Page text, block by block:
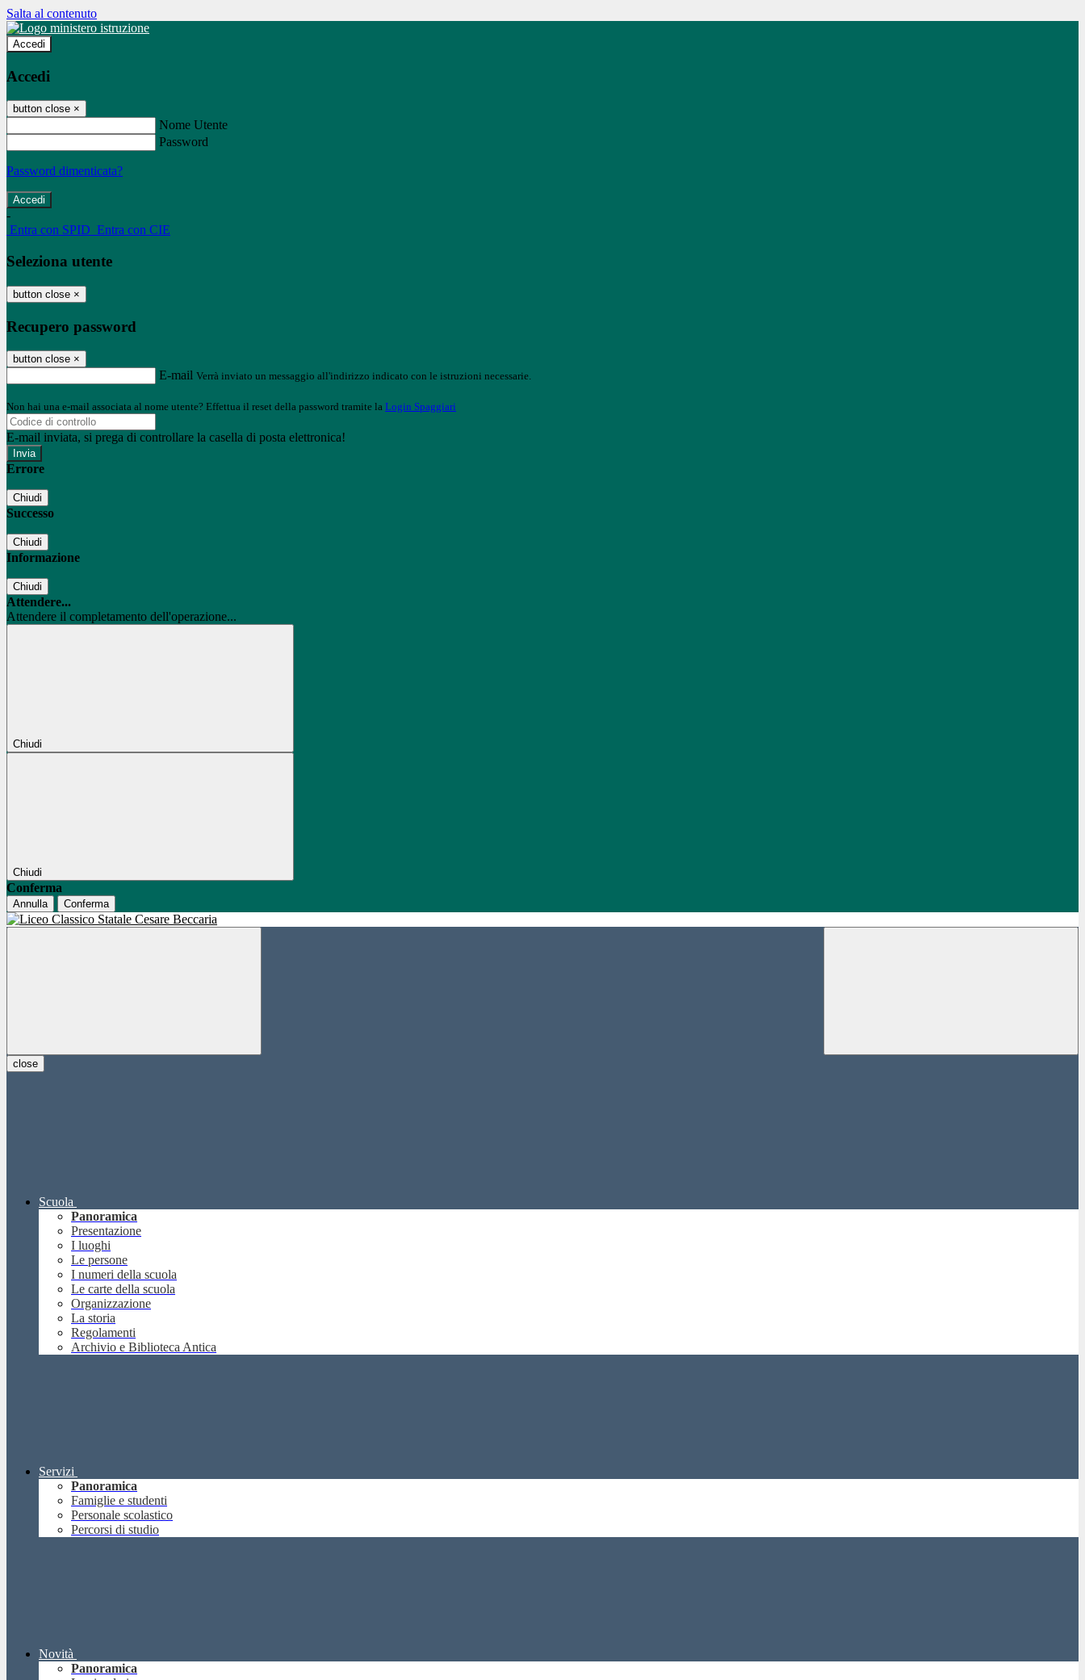
Salta al contenuto
Accedi
Accedi
button close ×
Nome Utente
Password
Password dimenticata?
-
Entra con SPID Entra con CIE
Seleziona utente
button close ×
Recupero password
button close ×
E-mail Verrà inviato un messaggio all'indirizzo indicato con le istruzioni necessarie.
Non hai una e-mail associata al nome utente? Effettua il reset della password tramite la Login Spaggiari
E-mail inviata, si prega di controllare la casella di posta elettronica!
Errore
Chiudi
Successo
Chiudi
Informazione
Chiudi
Attendere...
Attendere il completamento dell'operazione...
Chiudi
Chiudi
Conferma
Annulla Conferma
close
Scuola
Panoramica
Presentazione
I luoghi
Le persone
I numeri della scuola
Le carte della scuola
Organizzazione
La storia
Regolamenti
Archivio e Biblioteca Antica
Servizi
Panoramica
Famiglie e studenti
Personale scolastico
Percorsi di studio
Novità
Panoramica